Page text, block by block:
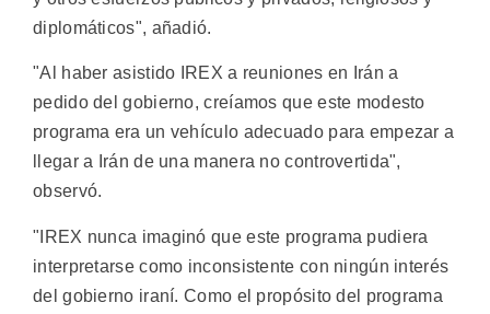
diplomáticos", añadió.
"Al haber asistido IREX a reuniones en Irán a
pedido del gobierno, creíamos que este modesto
programa era un vehículo adecuado para empezar a
llegar a Irán de una manera no controvertida",
observó.
"IREX nunca imaginó que este programa pudiera
interpretarse como inconsistente con ningún interés
del gobierno iraní. Como el propósito del programa